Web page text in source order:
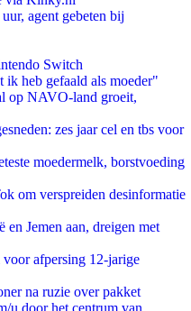
agent gebeten bij
Switch
heb gefaald als moeder"
op NAVO-land groeit,
zes jaar cel en tbs voor
moedermelk, borstvoeding
om verspreiden desinformatie
Jemen aan, dreigen met
afpersing 12-jarige
na ruzie over pakket
u door het centrum van